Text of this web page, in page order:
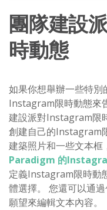
團隊建設
時動態
如果你想舉辦一些特別
Instagram限時動態來
建設派對Instagram限
創建自己的Instagram
建築照片和一些文本框
Paradigm 的
定義Instagram限時動
體選擇。 您還可以通
願望來編輯文本內容。